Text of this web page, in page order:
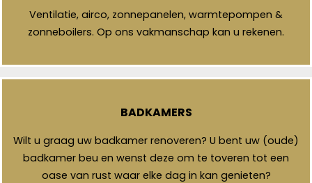
Ventilatie, airco, zonnepanelen, warmtepompen &
zonneboilers. Op ons vakmanschap kan u rekenen.
BADKAMERS
Wilt u graag uw badkamer renoveren? U bent uw (oude)
badkamer beu en wenst deze om te toveren tot een
oase van rust waar elke dag in kan genieten?